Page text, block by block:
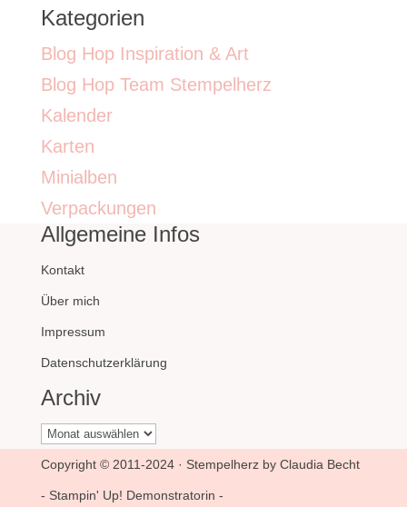
Kategorien
Blog Hop Inspiration & Art
Blog Hop Team Stempelherz
Kalender
Karten
Minialben
Verpackungen
Allgemeine Infos
Kontakt
Über mich
Impressum
Datenschutzerklärung
Archiv
Archiv
Copyright © 2011-2024 · Stempelherz by Claudia Becht
- Stampin' Up! Demonstratorin -